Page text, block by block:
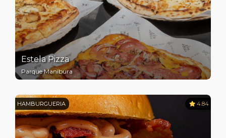
Estela Pizza
Parque Manibura
HAMBURGUERIA 4.84